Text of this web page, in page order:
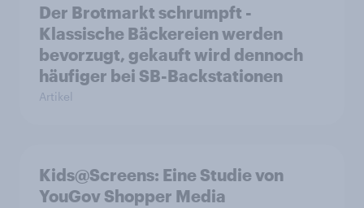
Der Brotmarkt schrumpft -
Klassische Bäckereien werden
bevorzugt, gekauft wird dennoch
häufiger bei SB-Backstationen
Artikel
Kids@Screens: Eine Studie von
YouGov Shopper Media